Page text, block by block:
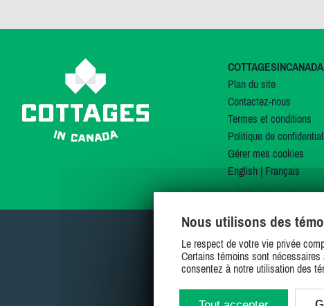
COTTAGESINCANADA
Plan du site
Contactez-nous
Termes et conditions
Politique de
Gérer mes cookies
English| Français
Nous utilisons des
Le respect de votre vie privée
Certains témoins sont
consentez à notre utilisation des